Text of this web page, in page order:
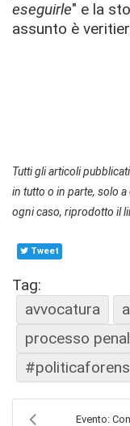
eseguirle" e la
assunto è
Tutti gli articoli
in tutto o in parte, solo
ogni caso, riprodotto il
Tweet
Tag:
avvocatura
processo
Evento: